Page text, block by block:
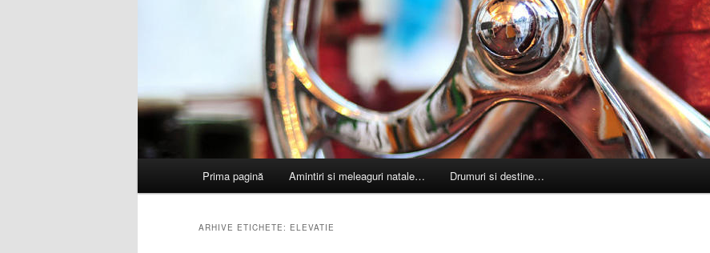
Prima pagină Amintiri si meleaguri natale… Drumuri si destine…
ARHIVE ETICHETE: ELEVATIE